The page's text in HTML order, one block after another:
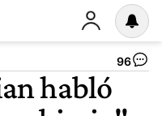
96
habló